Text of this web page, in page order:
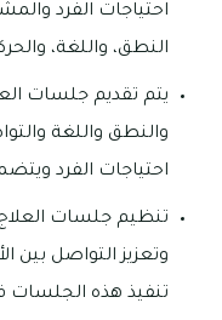
احتياجات الفرد
النطق، واللغة،
يتم تقديم جلسات
والنطق واللغة
احتياجات الفرد
تنظيم جلسات العلاج
وتعزيز التواصل بين
تنفيذ هذه الجلسات